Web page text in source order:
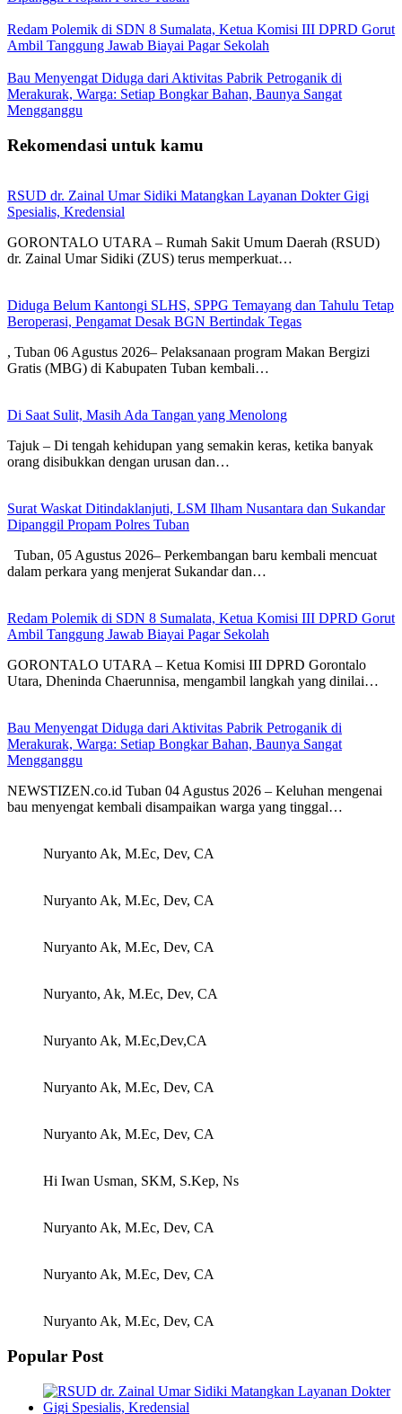
Redam Polemik di SDN 8 Sumalata, Ketua Komisi III DPRD Gorut
Ambil Tanggung Jawab Biayai Pagar Sekolah
Bau Menyengat Diduga dari Aktivitas Pabrik Petroganik di
Merakurak, Warga: Setiap Bongkar Bahan, Baunya Sangat
Mengganggu
Rekomendasi untuk kamu
RSUD dr. Zainal Umar Sidiki Matangkan Layanan Dokter Gigi
Spesialis, Kredensial
GORONTALO UTARA – Rumah Sakit Umum Daerah (RSUD)
dr. Zainal Umar Sidiki (ZUS) terus memperkuat…
Diduga Belum Kantongi SLHS, SPPG Temayang dan Tahulu Tetap
Beroperasi, Pengamat Desak BGN Bertindak Tegas
, Tuban 06 Agustus 2026– Pelaksanaan program Makan Bergizi
Gratis (MBG) di Kabupaten Tuban kembali…
Di Saat Sulit, Masih Ada Tangan yang Menolong
Tajuk – Di tengah kehidupan yang semakin keras, ketika banyak
orang disibukkan dengan urusan dan…
Surat Waskat Ditindaklanjuti, LSM Ilham Nusantara dan Sukandar
Dipanggil Propam Polres Tuban
Tuban, 05 Agustus 2026– Perkembangan baru kembali mencuat
dalam perkara yang menjerat Sukandar dan…
Redam Polemik di SDN 8 Sumalata, Ketua Komisi III DPRD Gorut
Ambil Tanggung Jawab Biayai Pagar Sekolah
GORONTALO UTARA – Ketua Komisi III DPRD Gorontalo
Utara, Dheninda Chaerunnisa, mengambil langkah yang dinilai…
Bau Menyengat Diduga dari Aktivitas Pabrik Petroganik di
Merakurak, Warga: Setiap Bongkar Bahan, Baunya Sangat
Mengganggu
NEWSTIZEN.co.id Tuban 04 Agustus 2026 – Keluhan mengenai
bau menyengat kembali disampaikan warga yang tinggal…
Nuryanto Ak, M.Ec, Dev, CA
Nuryanto Ak, M.Ec, Dev, CA
Nuryanto Ak, M.Ec, Dev, CA
Nuryanto, Ak, M.Ec, Dev, CA
Nuryanto Ak, M.Ec,Dev,CA
Nuryanto Ak, M.Ec, Dev, CA
Nuryanto Ak, M.Ec, Dev, CA
Hi Iwan Usman, SKM, S.Kep, Ns
Nuryanto Ak, M.Ec, Dev, CA
Nuryanto Ak, M.Ec, Dev, CA
Nuryanto Ak, M.Ec, Dev, CA
Popular Post